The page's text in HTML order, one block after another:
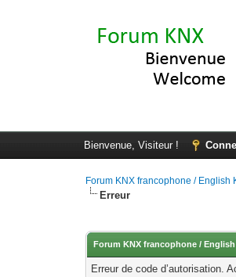
Bienvenue, Visiteur !
Forum KNX francophone / English
Erreur
Forum KNX francophone /
Erreur de code d’autorisation.